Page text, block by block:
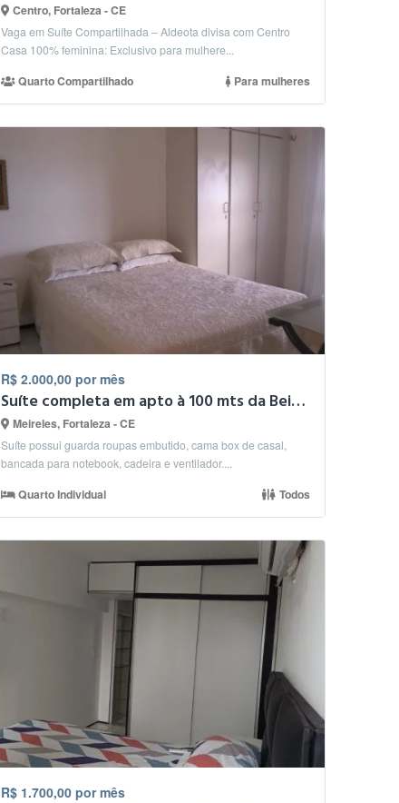
Centro, Fortaleza - CE
Vaga em Suíte Compartilhada – Aldeota divisa com Centro
Casa 100% feminina: Exclusivo para mulhere...
Quarto Compartilhado Para mulheres
R$ 2.000,00 por mês
Suíte completa em apto à 100 mts da Beira Mar
Meireles, Fortaleza - CE
Suíte possui guarda roupas embutido, cama box de casal,
bancada para notebook, cadeira e ventilador....
Quarto Individual Todos
R$ 1.700,00 por mês